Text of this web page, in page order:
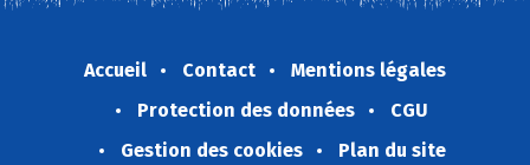
Accueil Contact
Mentions légales
Protection des données
CGU
Gestion des cookies
Plan du site